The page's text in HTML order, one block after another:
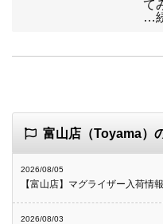
て
…
富山店（Toyama）
2026/08/05
【富山店】マグライザー入荷情報
2026/08/03